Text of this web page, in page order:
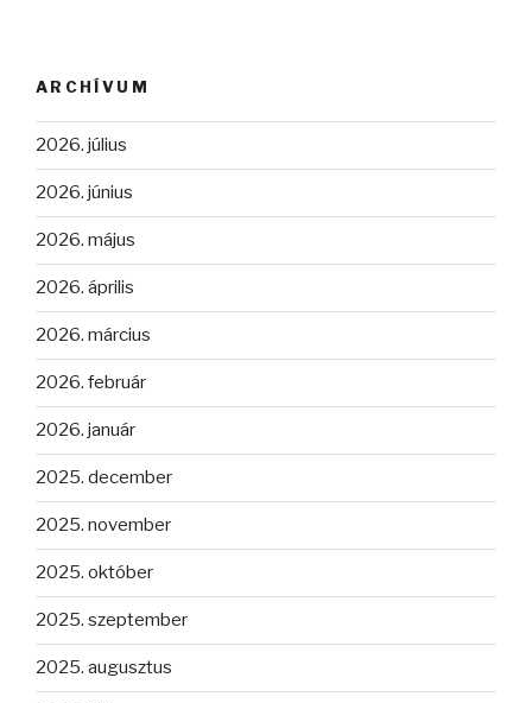
ARCHÍVUM
2026. július
2026. június
2026. május
2026. április
2026. március
2026. február
2026. január
2025. december
2025. november
2025. október
2025. szeptember
2025. augusztus